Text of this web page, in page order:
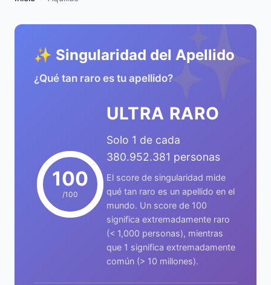
✨
✨ Singularidad del Apellido
¿Qué tan raro es tu apellido?
100
/100
ULTRA RARO
Solo 1 de cada
380.952.381 personas
El score de singularidad mide
qué tan raro es un apellido en el
mundo. Un score de 100
significa extremadamente raro
(< 1,000 personas), mientras
que 1 significa extremadamente
común (> 10 millones).